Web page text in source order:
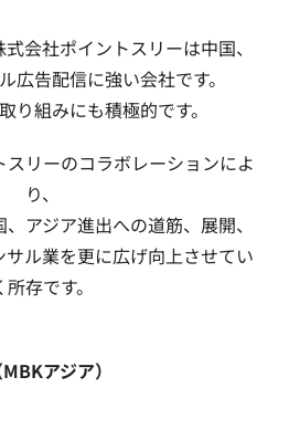
会社ポイントスリーは中国、
広告配信に強い会社です。
り組みにも積極的です。
リーのコラボレーションによ
り、
アジア進出への道筋、展開、
ル業を更に広げ向上させてい
所存です。
アジア）